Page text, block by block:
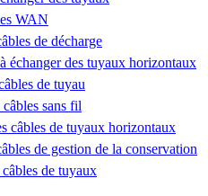
WAN
de décharge
échanger des tuyaux horizontaux
de tuyau
sans fil
câbles de tuyaux horizontaux
de gestion de la conservation
de tuyaux